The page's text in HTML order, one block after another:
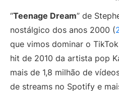
“Teenage Dream” de
nostálgico dos anos 2000 (
que vimos dominar o
hit de 2010 da artista pop
mais de 1,8 milhão de
de streams no Spotify e